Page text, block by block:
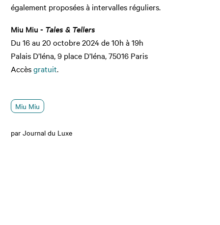
également proposées à intervalles réguliers.
Miu Miu - Tales & Tellers
Du 16 au 20 octobre 2024 de 10h à 19h
Palais D’Iéna, 9 place D’Iéna, 75016 Paris
Accèsgratuit.
Miu Miu
par Journal du Luxe